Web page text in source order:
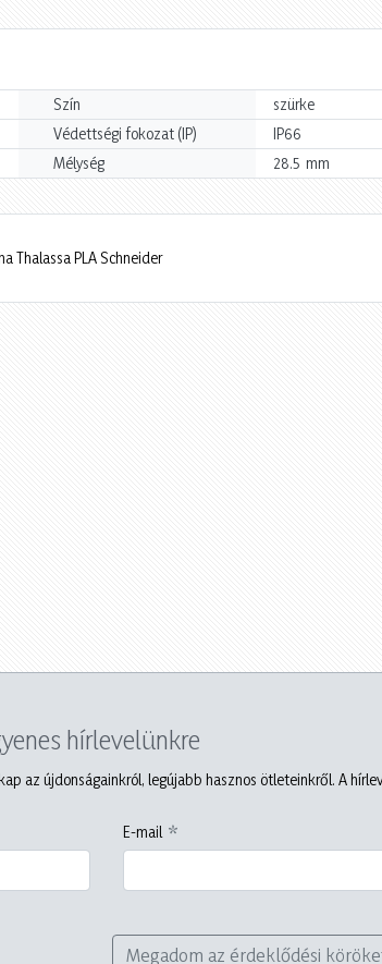
Szín szürke
Védettségi fokozat (IP) IP66
Mélység 28.5 mm
Thalassa PLA Schneider
hírlevelünkre
az újdonságainkról, legújabb hasznos ötleteinkről. A
E-mail
Megadom az érdeklődési